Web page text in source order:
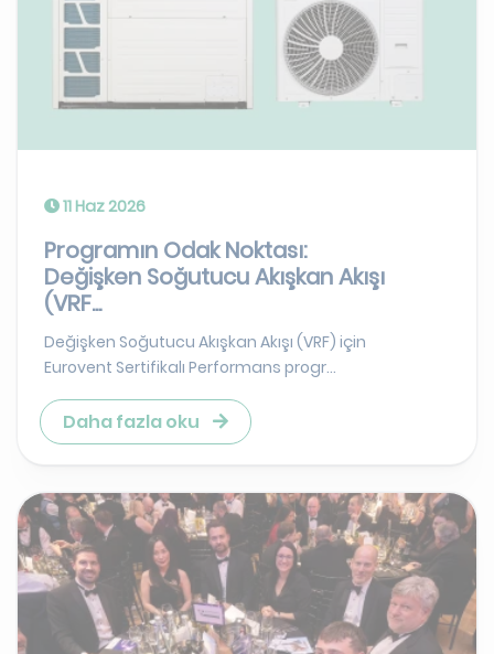
11 Haz 2026
Programın Odak Noktası:
Değişken Soğutucu Akışkan Akışı
(VRF...
Değişken Soğutucu Akışkan Akışı (VRF) için
Eurovent Sertifikalı Performans progr...
Daha fazla oku